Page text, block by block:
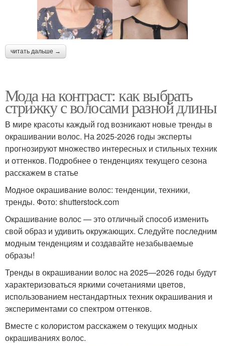
читать дальше →
Мода на контраст: как выбрать
стрижку с волосами разной длины
В мире красоты каждый год возникают новые тренды в
окрашивании волос. На 2025-2026 годы эксперты
прогнозируют множество интересных и стильных техник
и оттенков. Подробнее о тенденциях текущего сезона
расскажем в статье
Модное окрашивание волос: тенденции, техники,
тренды. Фото: shutterstock.com
Окрашивание волос — это отличный способ изменить
свой образ и удивить окружающих. Следуйте последним
модным тенденциям и создавайте незабываемые
образы!
Тренды в окрашивании волос на 2025—2026 годы будут
характеризоваться яркими сочетаниями цветов,
использованием нестандартных техник окрашивания и
экспериментами со спектром оттенков.
Вместе с колористом расскажем о текущих модных
окрашиваниях волос.